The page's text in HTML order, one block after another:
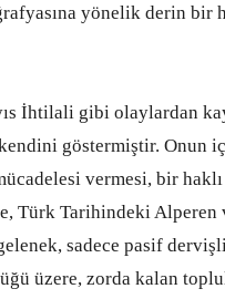
yönelik derin bir
İhtilali gibi olaylardan
göstermiştir. Onun
vermesi, bir
Türk Tarihindeki Alperen
sadece pasif
üzere, zorda kalan